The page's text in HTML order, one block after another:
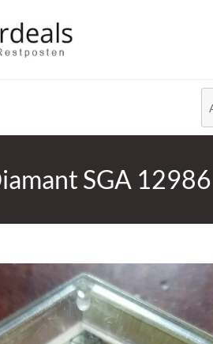
SGA 12986